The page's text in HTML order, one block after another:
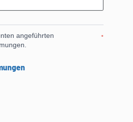
angeführten
*